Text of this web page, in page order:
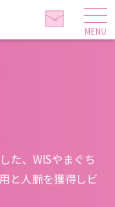
た、WISやまぐち
と人脈を獲得しビ
MENU